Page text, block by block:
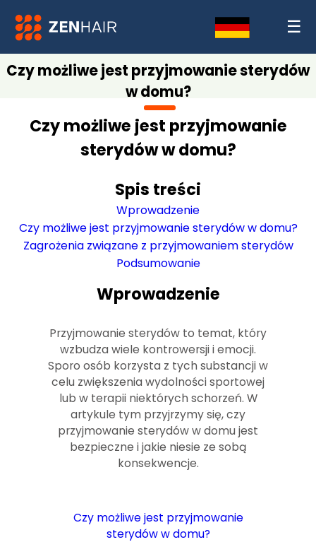
☰
Czy możliwe jest przyjmowanie sterydów
w domu?
Czy możliwe jest przyjmowanie
sterydów w domu?
Spis treści
Wprowadzenie
Czy możliwe jest przyjmowanie sterydów w domu?
Zagrożenia związane z przyjmowaniem sterydów
Podsumowanie
Wprowadzenie
Przyjmowanie sterydów to temat, który
wzbudza wiele kontrowersji i emocji.
Sporo osób korzysta z tych substancji w
celu zwiększenia wydolności sportowej
lub w terapii niektórych schorzeń. W
artykule tym przyjrzymy się, czy
przyjmowanie sterydów w domu jest
bezpieczne i jakie niesie ze sobą
konsekwencje.
Czy możliwe jest przyjmowanie
sterydów w domu?